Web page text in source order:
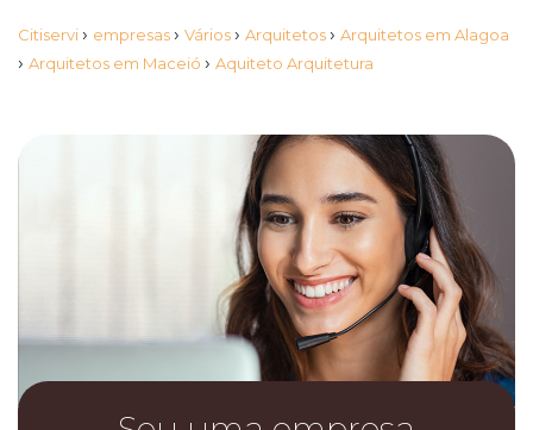
Citiservi › empresas › Vários › Arquitetos › Arquitetos em Alagoa
› Arquitetos em Maceió › Aquiteto Arquitetura